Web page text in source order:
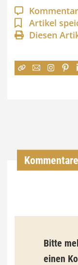
Artikel
Diesen
Kommentare
Bitte
einen